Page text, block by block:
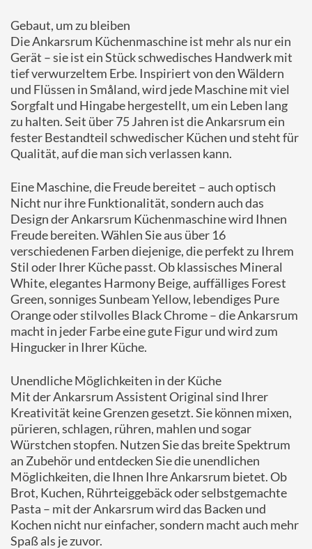
Gebaut, um zu bleiben
Die Ankarsrum Küchenmaschine ist mehr als nur ein
Gerät – sie ist ein Stück schwedisches Handwerk mit
tief verwurzeltem Erbe. Inspiriert von den Wäldern
und Flüssen in Småland, wird jede Maschine mit viel
Sorgfalt und Hingabe hergestellt, um ein Leben lang
zu halten. Seit über 75 Jahren ist die Ankarsrum ein
fester Bestandteil schwedischer Küchen und steht für
Qualität, auf die man sich verlassen kann.
Eine Maschine, die Freude bereitet – auch optisch
Nicht nur ihre Funktionalität, sondern auch das
Design der Ankarsrum Küchenmaschine wird Ihnen
Freude bereiten. Wählen Sie aus über 16
verschiedenen Farben diejenige, die perfekt zu Ihrem
Stil oder Ihrer Küche passt. Ob klassisches Mineral
White, elegantes Harmony Beige, auffälliges Forest
Green, sonniges Sunbeam Yellow, lebendiges Pure
Orange oder stilvolles Black Chrome – die Ankarsrum
macht in jeder Farbe eine gute Figur und wird zum
Hingucker in Ihrer Küche.
Unendliche Möglichkeiten in der Küche
Mit der Ankarsrum Assistent Original sind Ihrer
Kreativität keine Grenzen gesetzt. Sie können mixen,
pürieren, schlagen, rühren, mahlen und sogar
Würstchen stopfen. Nutzen Sie das breite Spektrum
an Zubehör und entdecken Sie die unendlichen
Möglichkeiten, die Ihnen Ihre Ankarsrum bietet. Ob
Brot, Kuchen, Rührteiggebäck oder selbstgemachte
Pasta – mit der Ankarsrum wird das Backen und
Kochen nicht nur einfacher, sondern macht auch mehr
Spaß als je zuvor.